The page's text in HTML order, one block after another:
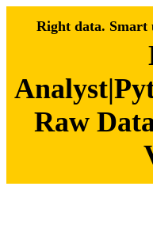
Right data. Smart
Raw